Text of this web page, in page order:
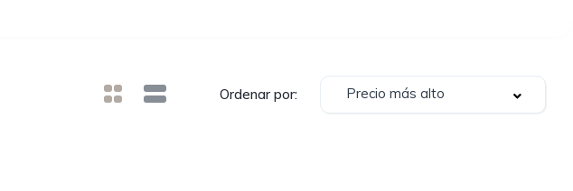
Ordenar por: Precio más alto